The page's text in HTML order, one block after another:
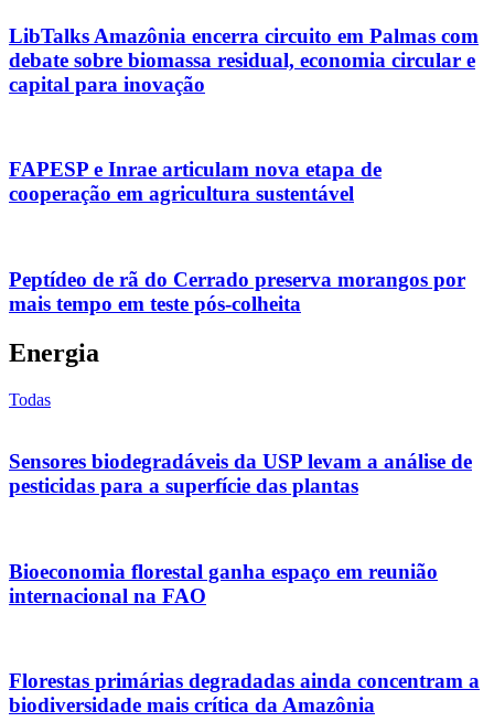
LibTalks Amazônia encerra circuito em Palmas com
debate sobre biomassa residual, economia circular e
capital para inovação
FAPESP e Inrae articulam nova etapa de
cooperação em agricultura sustentável
Peptídeo de rã do Cerrado preserva morangos por
mais tempo em teste pós-colheita
Energia
Todas
Sensores biodegradáveis da USP levam a análise de
pesticidas para a superfície das plantas
Bioeconomia florestal ganha espaço em reunião
internacional na FAO
Florestas primárias degradadas ainda concentram a
biodiversidade mais crítica da Amazônia